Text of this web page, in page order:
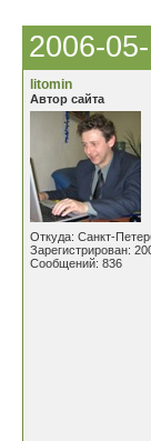
2006-
litomin
Автор сайта
Откуда: Санкт-
Зарегистрирован:
Сообщений: 836